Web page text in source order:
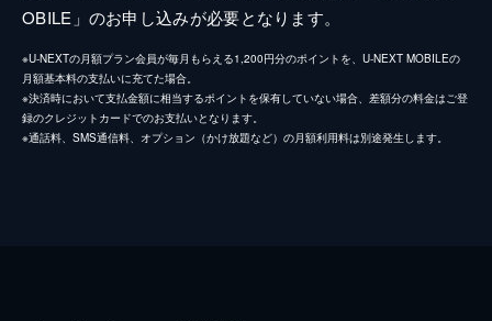
OBILE」のお申し込みが必要となります。
※U-NEXTの月額プラン会員が毎月もらえる1,200円分のポイントを、U-NEXT MOBILEの
月額基本料の支払いに充てた場合。
※決済時において支払金額に相当するポイントを保有していない場合、差額分の料金はご登
録のクレジットカードでのお支払いとなります。
※通話料、SMS通信料、オプション（かけ放題など）の月額利用料は別途発生します。